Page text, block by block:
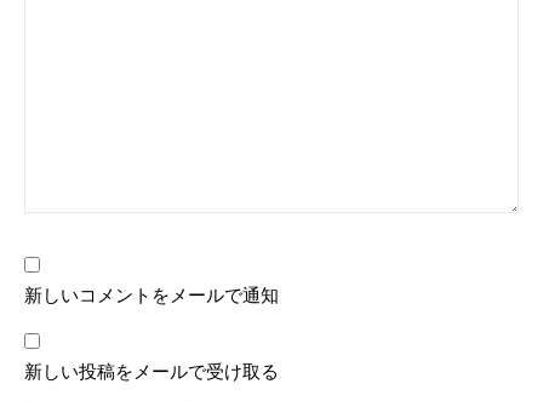
新しいコメントをメールで通知
新しい投稿をメールで受け取る